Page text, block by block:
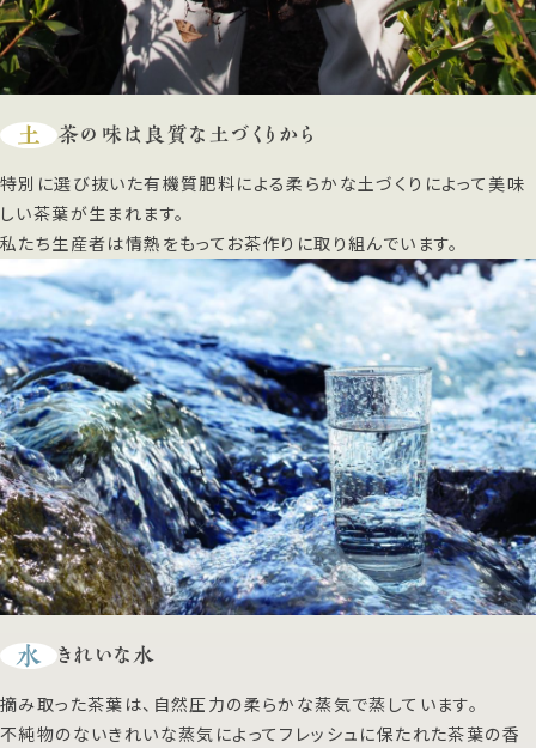
土 茶の味は良質な土づくりから
特別に選び抜いた有機質肥料による柔らかな土づくりによって美味
しい茶葉が生まれます。
私たち生産者は情熱をもってお茶作りに取り組んでいます。
水 きれいな水
摘み取った茶葉は、自然圧力の柔らかな蒸気で蒸しています。
不純物のないきれいな蒸気によってフレッシュに保たれた茶葉の香